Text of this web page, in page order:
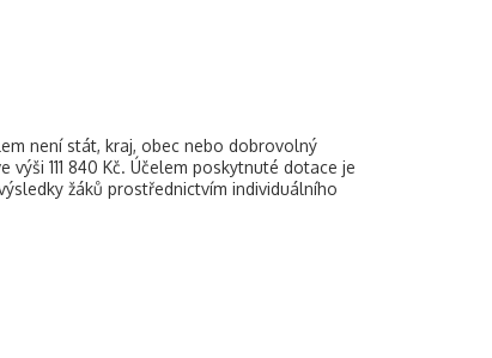
není stát, kraj, obec nebo dobrovolný
111 840 Kč. Účelem poskytnuté dotace je
žáků prostřednictvím individuálního